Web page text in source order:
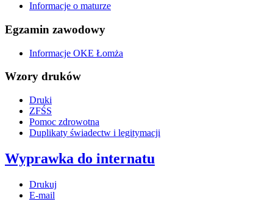
Informacje o maturze
Egzamin zawodowy
Informacje OKE Łomża
Wzory druków
Druki
ZFŚS
Pomoc zdrowotna
Duplikaty świadectw i legitymacji
Wyprawka do internatu
Drukuj
E-mail